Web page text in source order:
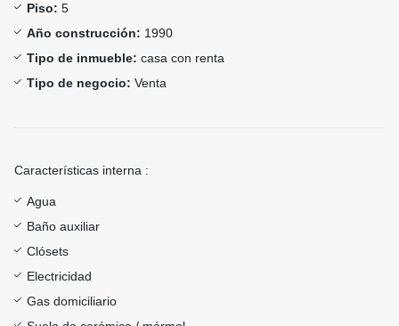
Piso: 5
Año construcción: 1990
Tipo de inmueble: casa con renta
Tipo de negocio: Venta
Características interna :
Agua
Baño auxiliar
Clósets
Electricidad
Gas domiciliario